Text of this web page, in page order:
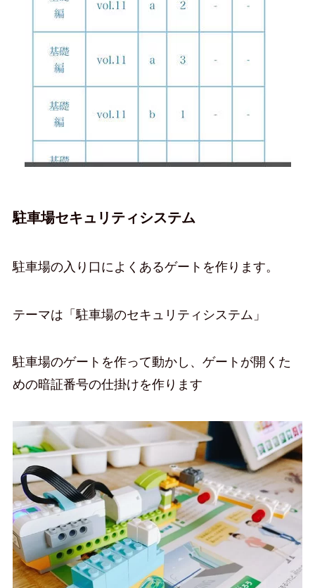
駐車場セキュリティシステム
駐車場の入り口によくあるゲートを作ります。
テーマは「駐車場のセキュリティシステム」
駐車場のゲートを作って動かし、ゲートが開くた
めの暗証番号の仕掛けを作ります